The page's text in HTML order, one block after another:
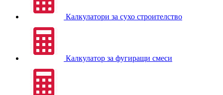
Калкулатори за сухо строителство
Калкулатор за фугиращи смеси